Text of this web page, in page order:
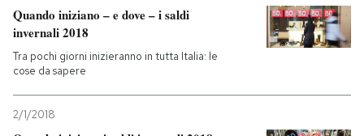
CALENDARIO
AREA PERSONALE
Entra
Quando iniziano – e dove – i saldi
invernali 2018
Tra pochi giorni inizieranno in tutta Italia: le
cose da sapere
2/1/2018